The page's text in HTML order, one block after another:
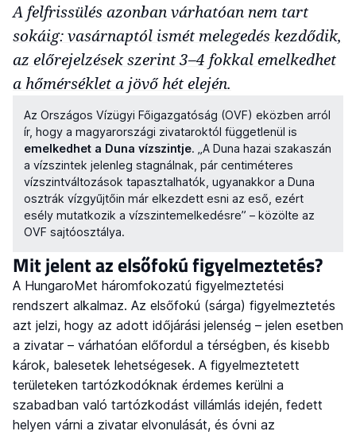
A felfrissülés azonban várhatóan nem tart
sokáig: vasárnaptól ismét melegedés kezdődik,
az előrejelzések szerint 3–4 fokkal emelkedhet
a hőmérséklet a jövő hét elején.
Az Országos Vízügyi Főigazgatóság (OVF) eközben arról
ír, hogy a magyarországi zivataroktól függetlenül is
emelkedhet a Duna vízszintje. „A Duna hazai szakaszán
a vízszintek jelenleg stagnálnak, pár centiméteres
vízszintváltozások tapasztalhatók, ugyanakkor a Duna
osztrák vízgyűjtőin már elkezdett esni az eső, ezért
esély mutatkozik a vízszintemelkedésre” – közölte az
OVF sajtóosztálya.
Mit jelent az elsőfokú figyelmeztetés?
A HungaroMet háromfokozatú figyelmeztetési
rendszert alkalmaz. Az elsőfokú (sárga) figyelmeztetés
azt jelzi, hogy az adott időjárási jelenség – jelen esetben
a zivatar – várhatóan előfordul a térségben, és kisebb
károk, balesetek lehetségesek. A figyelmeztetett
területeken tartózkodóknak érdemes kerülni a
szabadban való tartózkodást villámlás idején, fedett
helyen várni a zivatar elvonulását, és óvni az